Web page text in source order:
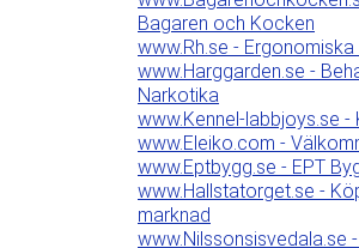
Bagaren och Kocken
www.Rh.se -
www.Harggarden.se -
Narkotika
www.Kennel-labbjoys.se -
www.Eleiko.com -
www.Eptbygg.se - EPT
www.Hallstatorget.se -
marknad
www.Nilssonsisvedala.se